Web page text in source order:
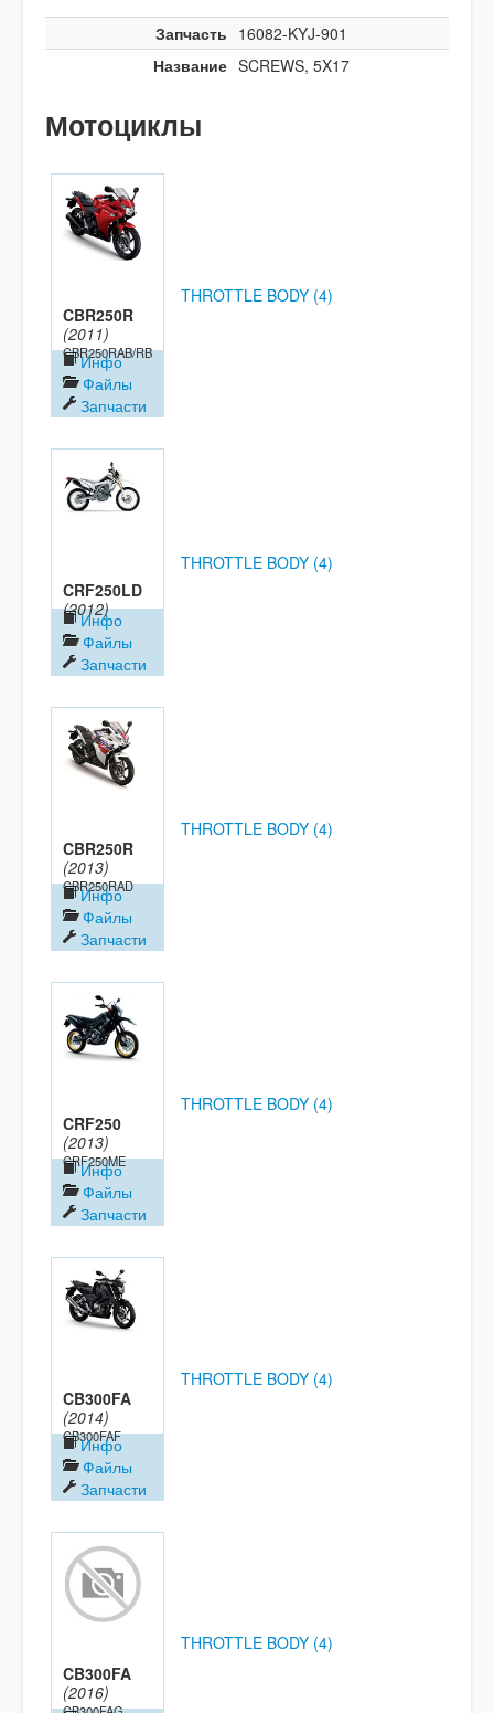
Запчасть 16082-KYJ-901
Название SCREWS, 5X17
Мотоциклы
CBR250R
(2011)
CBR250RAB/RB
Инфо
Файлы
Запчасти
THROTTLE BODY (4)
CRF250LD
(2012)
Инфо
Файлы
Запчасти
THROTTLE BODY (4)
CBR250R
(2013)
CBR250RAD
Инфо
Файлы
Запчасти
THROTTLE BODY (4)
CRF250
(2013)
CRF250ME
Инфо
Файлы
Запчасти
THROTTLE BODY (4)
CB300FA
(2014)
CB300FAF
Инфо
Файлы
Запчасти
THROTTLE BODY (4)
CB300FA
(2016)
THROTTLE BODY (4)